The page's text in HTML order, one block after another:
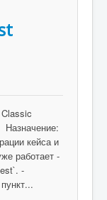
Назначение:
кейса и
работает -
-